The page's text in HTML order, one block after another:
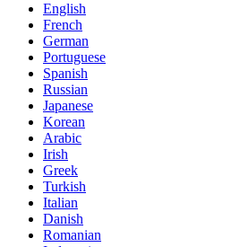
English
French
German
Portuguese
Spanish
Russian
Japanese
Korean
Arabic
Irish
Greek
Turkish
Italian
Danish
Romanian